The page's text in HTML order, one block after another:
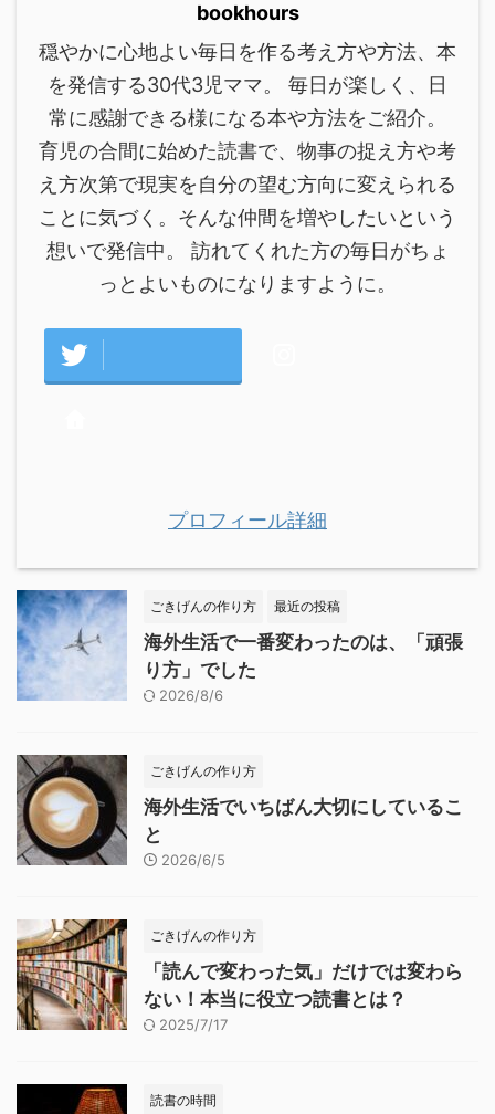
bookhours
穏やかに心地よい毎日を作る考え方や方法、本
を発信する30代3児ママ。 毎日が楽しく、日
常に感謝できる様になる本や方法をご紹介。
育児の合間に始めた読書で、物事の捉え方や考
え方次第で現実を自分の望む方向に変えられる
ことに気づく。そんな仲間を増やしたいという
想いで発信中。 訪れてくれた方の毎日がちょ
っとよいものになりますように。
プロフィール詳細
ごきげんの作り方 最近の投稿
海外生活で一番変わったのは、「頑張
り方」でした
2026/8/6
ごきげんの作り方
海外生活でいちばん大切にしているこ
と
2026/6/5
ごきげんの作り方
「読んで変わった気」だけでは変わら
ない！本当に役立つ読書とは？
2025/7/17
読書の時間